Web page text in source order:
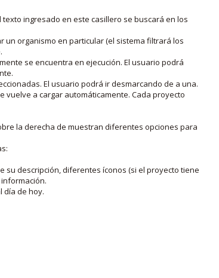
ingresado en este casillero se buscará en los
un organismo en particular (el sistema filtrará los
se encuentra en ejecución. El usuario podrá
El usuario podrá ir desmarcando de a una.
vuelve a cargar automáticamente. Cada proyecto
la derecha de muestran diferentes opciones para
su descripción, diferentes íconos (si el proyecto tiene
día de hoy.